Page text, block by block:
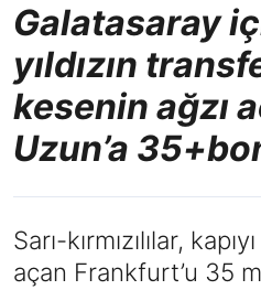
Galatasaray
yıldızın
kesenin ağzı
Uzun’a
Sarı-kırmızılılar,
açan Frankfurt’u 35